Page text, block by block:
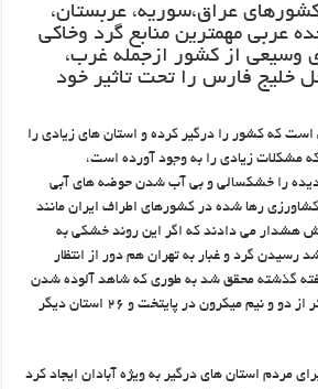
عراق،سوریه، عربستان،
عربی مهمترین منابع گرد وخاکی
از کشور ازجمله غرب،
خلیج فارس را تحت تاثیر خود
است که کشور را درگیر کرده و استان های زیادی را
مشکلات زیادی را به وجود آورده است،
را خشکسالی و بی آب شدن حوضه های آبی
کشاورزی رها شده در کشورهای اطراف ایران مانند
هشدار می دادند که اگر این روند خشکی به
رسیدن گرد و غبار به تهران هم دور از انتظار
گذشته محقق شد به طوری که شاهد آلوده شدن
هوا ناشی از ذرات معلق کمتر از دو و نیم میکرون در پایتخت و ۲۶ استان دیگر
مردم استان های درگیر به ویژه آبادان ایجاد کرد